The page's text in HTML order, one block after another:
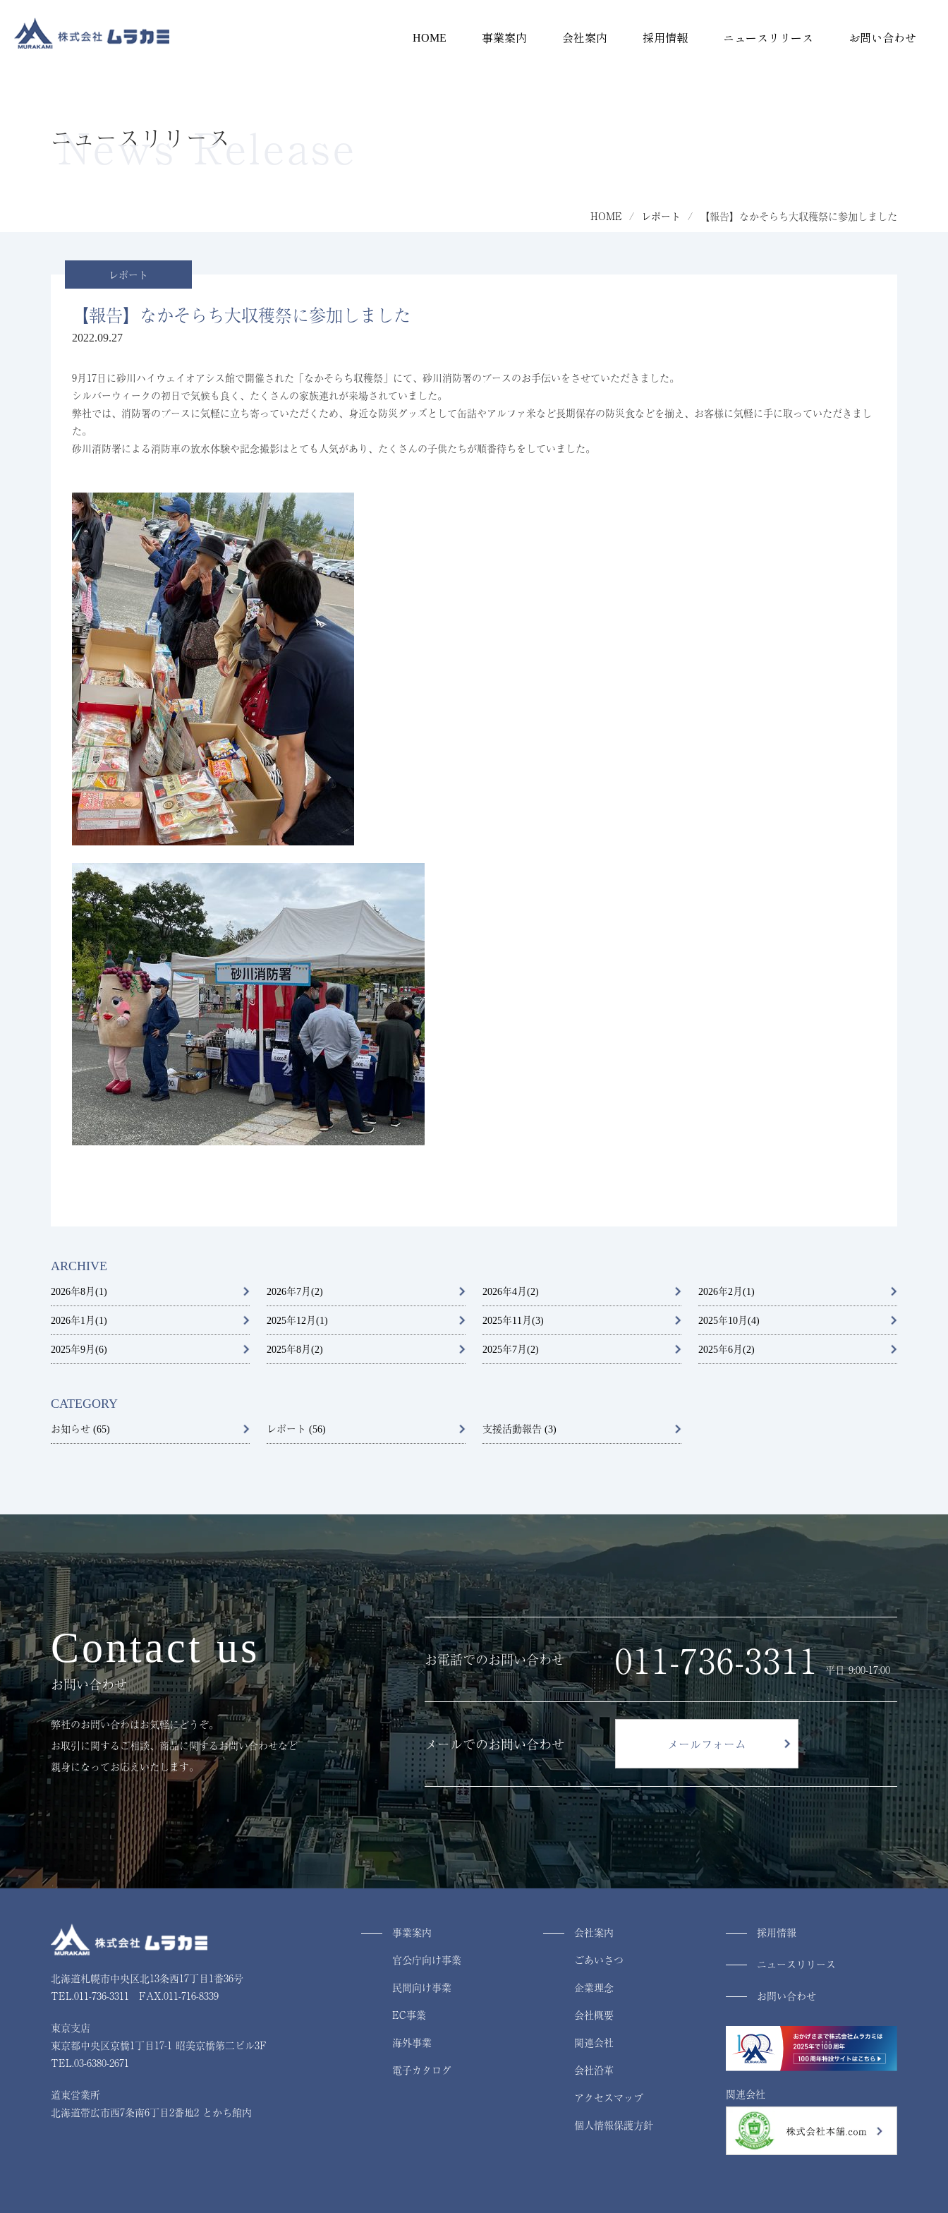
HOME 事業案内 会社案内 採用情報 ニュースリリース お問い合わせ
ニュースリリース
News Release
HOME / レポート / 【報告】なかそらち大収穫祭に参加しました
レポート
【報告】なかそらち大収穫祭に参加しました
2022.09.27
9月17日に砂川ハイウェイオアシス館で開催された「なかそらち収穫祭」にて、砂川消防署のブースのお手伝いをさせていただきました。
シルバーウィークの初日で気候も良く、たくさんの家族連れが来場されていました。
弊社では、消防署のブースに気軽に立ち寄っていただくため、身近な防災グッズとして缶詰やアルファ米など長期保存の防災食などを揃え、お客様に気軽に手に取っていただきまし
た。
砂川消防署による消防車の放水体験や記念撮影はとても人気があり、たくさんの子供たちが順番待ちをしていました。
ARCHIVE
2026年8月 (1) 2026年7月 (2) 2026年4月 (2) 2026年2月 (1)
2026年1月 (1) 2025年12月 (1) 2025年11月 (3) 2025年10月 (4)
2025年9月 (6) 2025年8月 (2) 2025年7月 (2) 2025年6月 (2)
CATEGORY
お知らせ (65) レポート (56) 支援活動報告 (3)
Contact us
お問い合わせ
弊社のお問い合わはお気軽にどうぞ。
お取引に関するご相談、商品に関するお問い合わせなど
親身になってお応えいたします。
お電話でのお問い合わせ 011-736-3311 平日 9:00-17:00
メールでのお問い合わせ メールフォーム
北海道札幌市中央区北13条西17丁目1番36号
TEL.011-736-3311 FAX.011-716-8339
東京支店
東京都中央区京橋1丁目17-1 昭美京橋第二ビル3F
TEL.03-6380-2671
道東営業所
北海道帯広市西7条南6丁目2番地2 とかち館内
事業案内
官公庁向け事業
民間向け事業
EC事業
海外事業
電子カタログ
会社案内
ごあいさつ
企業理念
会社概要
関連会社
会社沿革
アクセスマップ
個人情報保護方針
採用情報
ニュースリリース
お問い合わせ
関連会社